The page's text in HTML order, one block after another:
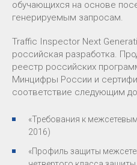
обучающихся на основе
генерируемым запросам.
Traffic Inspector Next
российская разработка.
реестр российских
Минцифры России и
соответствие следующим
«Требования к
2016)
«Профиль защиты